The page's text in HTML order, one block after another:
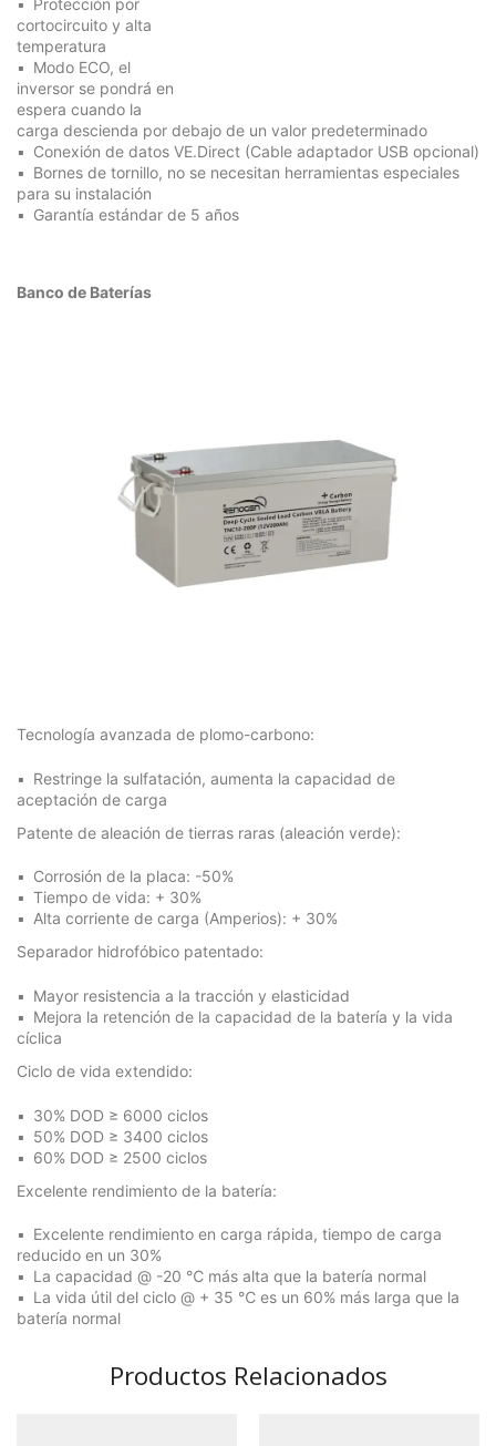
cortocircuito y alta
temperatura
Modo ECO, el
inversor se pondrá en
espera cuando la
carga descienda por debajo de un valor predeterminado
Conexión de datos VE.Direct (Cable adaptador USB opcional)
Bornes de tornillo, no se necesitan herramientas especiales
para su instalación
Garantía estándar de 5 años
Banco de Baterías
Tecnología avanzada de plomo-carbono:
Restringe la sulfatación, aumenta la capacidad de
aceptación de carga
Patente de aleación de tierras raras (aleación verde):
Corrosión de la placa: -50%
Tiempo de vida: + 30%
Alta corriente de carga (Amperios): + 30%
Separador hidrofóbico patentado:
Mayor resistencia a la tracción y elasticidad
Mejora la retención de la capacidad de la batería y la vida
cíclica
Ciclo de vida extendido:
30% DOD ≥ 6000 ciclos
50% DOD ≥ 3400 ciclos
60% DOD ≥ 2500 ciclos
Excelente rendimiento de la batería:
Excelente rendimiento en carga rápida, tiempo de carga
reducido en un 30%
La capacidad @ -20 ℃ más alta que la batería normal
La vida útil del ciclo @ + 35 ℃ es un 60% más larga que la
batería normal
Productos Relacionados